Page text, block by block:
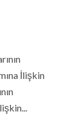
İlişkin